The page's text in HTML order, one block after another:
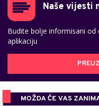
Naše vijesti
Budite bolje informisani
aplikaciju
MOŽDA ĆE VAS